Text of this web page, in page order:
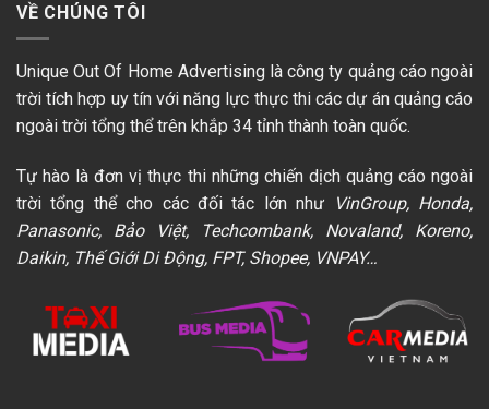
VỀ CHÚNG TÔI
Unique Out Of Home Advertising là công ty quảng cáo ngoài
trời tích hợp uy tín với năng lực thực thi các dự án quảng cáo
ngoài trời tổng thể trên khắp 34 tỉnh thành toàn quốc.
Tự hào là đơn vị thực thi những chiến dịch quảng cáo ngoài
trời tổng thể cho các đối tác lớn như
VinGroup, Honda,
Panasonic, Bảo Việt, Techcombank, Novaland, Koreno,
Daikin, Thế Giới Di Động, FPT, Shopee, VNPAY…